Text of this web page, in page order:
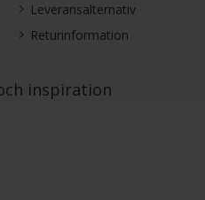
Leveransalternativ
Returinformation
inspiration